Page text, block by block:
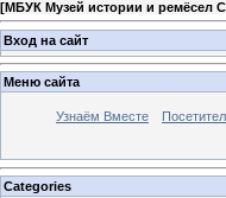
[МБУК Музей истории и ремёсел
Вход на сайт
Меню сайта
Узнаём Вместе
Categories